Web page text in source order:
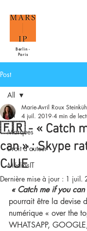
Berlin -
Paris
Post
All
Marques
Droit d'auteur
MédiasIT
All
🇫🇷 - « Catch
can » : Skype
CJUE
Marie-Avril Roux
4 juil. 2019 4 min de
Dernière mise à jour : 1 juil.
« Catch me if you can
pourrait être la devise
numérique « over the
WHATSAPP,